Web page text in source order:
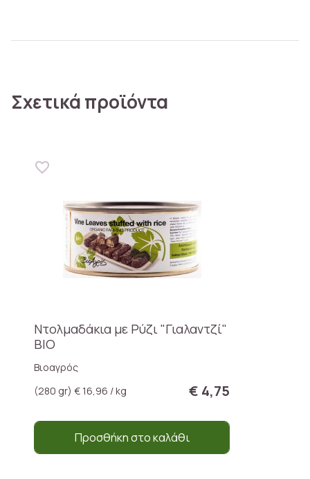
Σχετικά προϊόντα
Ντολμαδάκια με Ρύζι "Γιαλαντζί"
ΒΙΟ
Βιοαγρός
(280 gr) € 16,96 / kg
€ 4,75
Προσθήκη στο καλάθι